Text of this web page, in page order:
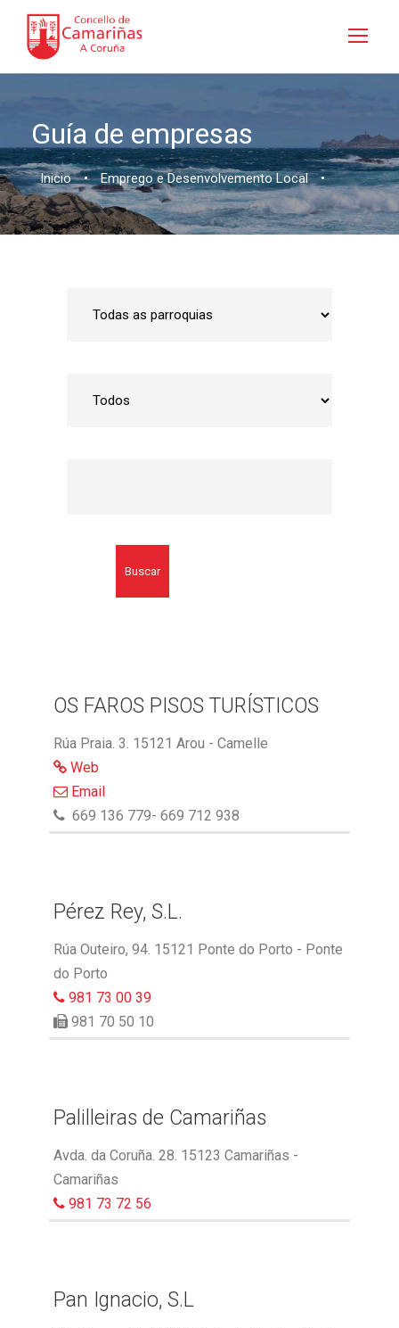
Guía de empresas
Inicio • Emprego e Desenvolvemento Local •
Buscar
OS FAROS PISOS TURÍSTICOS
Rúa Praia. 3. 15121 Arou - Camelle
Web
Email
669 136 779- 669 712 938
Pérez Rey, S.L.
Rúa Outeiro, 94. 15121 Ponte do Porto - Ponte
do Porto
981 73 00 39
981 70 50 10
Palilleiras de Camariñas
Avda. da Coruña. 28. 15123 Camariñas -
Camariñas
981 73 72 56
Pan Ignacio, S.L